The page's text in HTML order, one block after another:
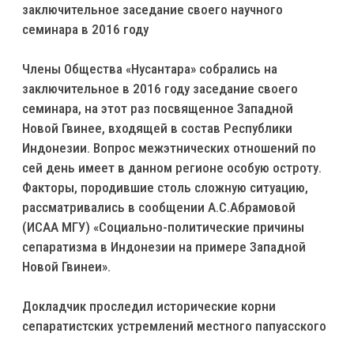
заключительное заседание своего научного
семинара в 2016 году
Члены Общества «Нусантара» собрались на
заключительное в 2016 году заседание своего
семинара, на этот раз посвященное Западной
Новой Гвинее, входящей в состав Республики
Индонезии. Вопрос межэтнических отношений по
сей день имеет в данном регионе особую остроту.
Факторы, породившие столь сложную ситуацию,
рассматривались в сообщении А.С.Абрамовой
(ИСАА МГУ) «Социально-политические причины
сепаратизма в Индонезии на примере Западной
Новой Гвинеи».
Докладчик проследил исторические корни
сепаратистских устремлений местного папуасского